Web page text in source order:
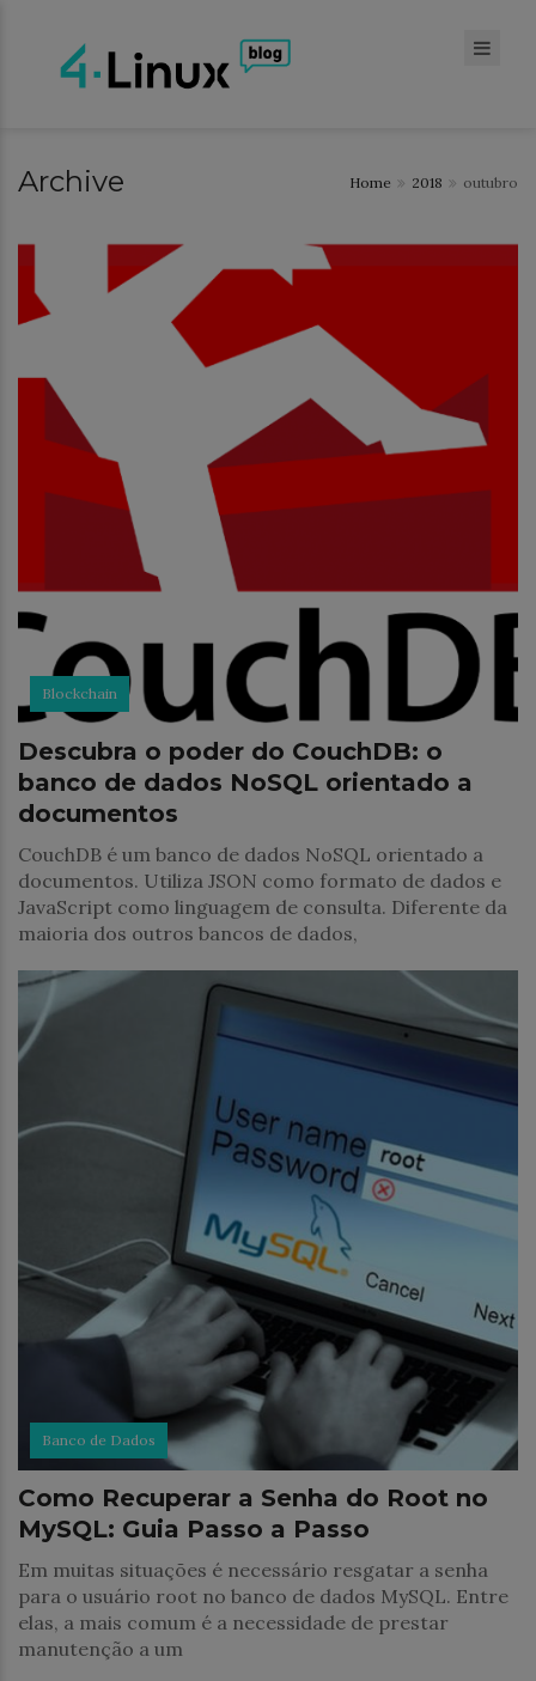
Archive Home 2018 outubro
Blockchain
Descubra o poder do CouchDB: o
banco de dados NoSQL orientado a
documentos
CouchDB é um banco de dados NoSQL orientado a
documentos. Utiliza JSON como formato de dados e
JavaScript como linguagem de consulta. Diferente da
maioria dos outros bancos de dados,
Banco de Dados
Como Recuperar a Senha do Root no
MySQL: Guia Passo a Passo
Em muitas situações é necessário resgatar a senha
para o usuário root no banco de dados MySQL. Entre
elas, a mais comum é a necessidade de prestar
manutenção a um